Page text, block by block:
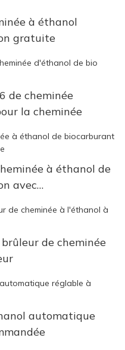
à éthanol
gratuite
de cheminée
la cheminée
à éthanol de
avec
de cheminée
automatique